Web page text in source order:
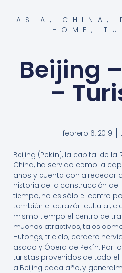
ASIA , CHINA ,
HOME ,
Beijing
–
febrero 6, 2019
Beijing (Pekín), la capital de la
China, ha servido como la
años y cuenta con alrededor
historia de la construcción de
tiempo, no es sólo el centro
también el corazón cultural,
mismo tiempo el centro de
muchos atractivos, tales
Hutongs, triciclo, cordero
asado y Ópera de Pekín. Por
turistas provenidos de todo
a Beijing cada año, y